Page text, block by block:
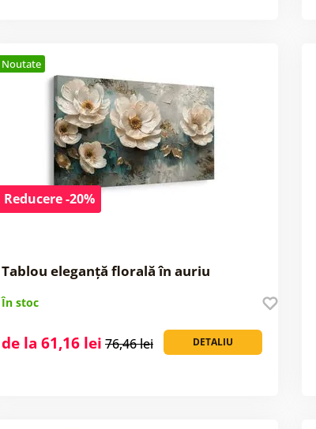
Noutate
Reducere -20%
Tablou eleganță florală în auriu
În stoc
DETALIU
de la 61,16 lei 76,46 lei